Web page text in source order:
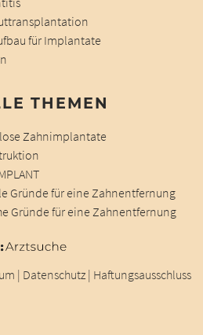
für Implantate
THEMEN
Zahnimplantate
Gründe für eine Zahnentfernung
Gründe für eine Zahnentfernung
| Datenschutz | Haftungsausschluss